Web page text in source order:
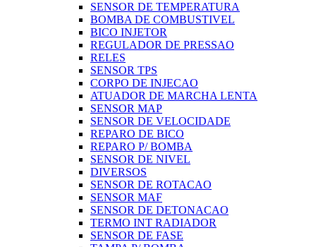
SENSOR DE TEMPERATURA
BOMBA DE COMBUSTIVEL
BICO INJETOR
REGULADOR DE PRESSAO
RELES
SENSOR TPS
CORPO DE INJECAO
ATUADOR DE MARCHA LENTA
SENSOR MAP
SENSOR DE VELOCIDADE
REPARO DE BICO
REPARO P/ BOMBA
SENSOR DE NIVEL
DIVERSOS
SENSOR DE ROTACAO
SENSOR MAF
SENSOR DE DETONACAO
TERMO INT RADIADOR
SENSOR DE FASE